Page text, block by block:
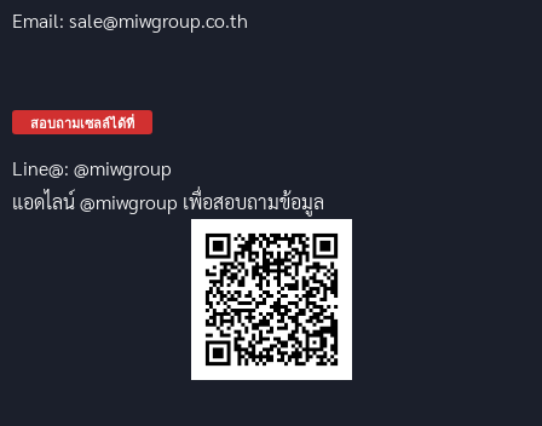
Email: sale@miwgroup.co.th
สอบถามเซลล์ได้ที่
Line@: @miwgroup
แอดไลน์ @miwgroup เพื่อสอบถามข้อมูล